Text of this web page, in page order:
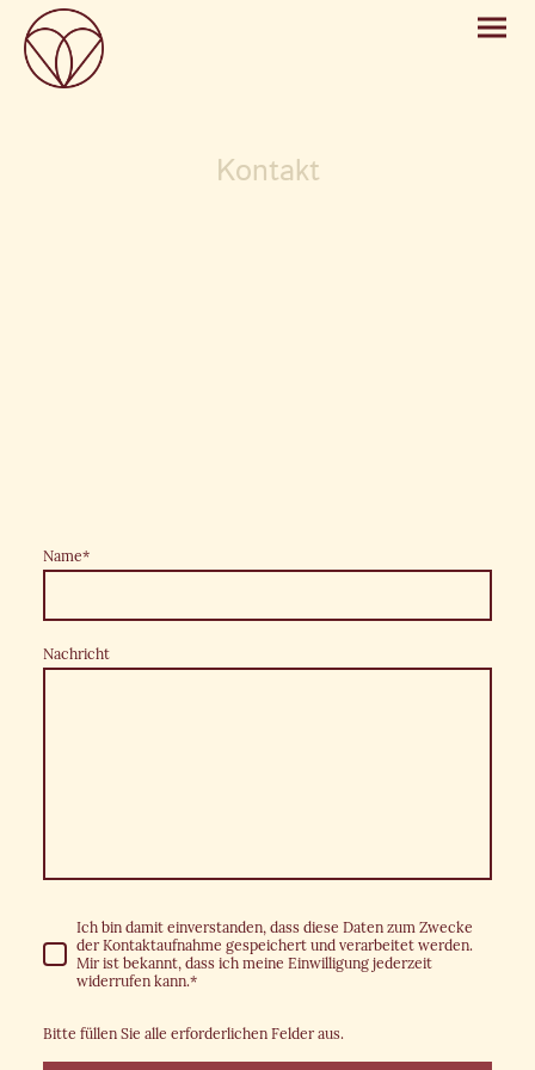
Kontakt
Name*
Nachricht
Ich bin damit einverstanden, dass diese Daten zum Zwecke
der Kontaktaufnahme gespeichert und verarbeitet werden.
Mir ist bekannt, dass ich meine Einwilligung jederzeit
widerrufen kann.*
Bitte füllen Sie alle erforderlichen Felder aus.